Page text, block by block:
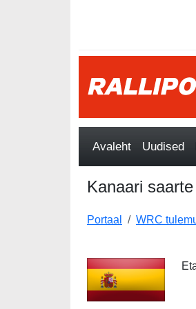
Avaleht Uudised
Kanaari
Portaal WRC